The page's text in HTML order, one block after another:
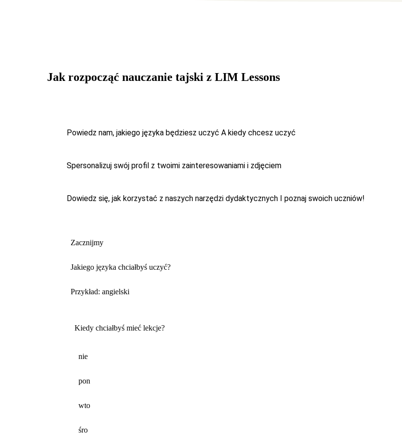
Jak rozpocząć nauczanie tajski z LIM Lessons
Powiedz nam, jakiego języka będziesz uczyć A kiedy chcesz uczyć
Spersonalizuj swój profil z twoimi zainteresowaniami i zdjęciem
Dowiedz się, jak korzystać z naszych narzędzi dydaktycznych I poznaj swoich uczniów!
Zacznijmy
Jakiego języka chciałbyś uczyć?
Przykład: angielski
Kiedy chciałbyś mieć lekcje?
nie
pon
wto
śro